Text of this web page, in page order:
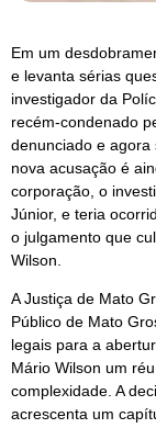
Em um
e levanta sérias
investigador da
recém-condenado
denunciado e agora
nova acusação é
corporação, o
Júnior, e teria
o julgamento que
Wilson.
A Justiça de Mato
Público de Mato
legais para a
Mário Wilson um
complexidade. A
acrescenta um